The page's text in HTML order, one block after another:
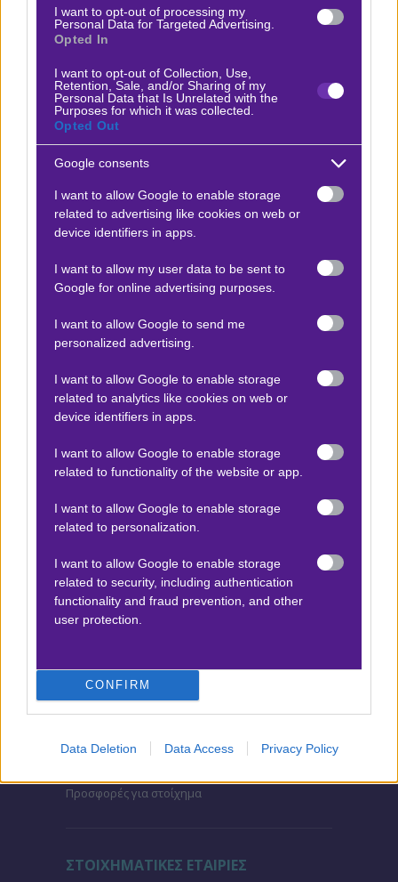
I want to opt-out of processing my
Personal Data for Targeted Advertising.
Opted In
I want to opt-out of Collection, Use,
Retention, Sale, and/or Sharing of my
Personal Data that Is Unrelated with the
Purposes for which it was collected.
Opted Out
Google consents
I want to allow Google to enable storage
related to advertising like cookies on web or
device identifiers in apps.
I want to allow my user data to be sent to
Google for online advertising purposes.
I want to allow Google to send me
personalized advertising.
I want to allow Google to enable storage
related to analytics like cookies on web or
device identifiers in apps.
I want to allow Google to enable storage
related to functionality of the website or app.
I want to allow Google to enable storage
related to personalization.
I want to allow Google to enable storage
related to security, including authentication
functionality and fraud prevention, and other
user protection.
CONFIRM
Data Deletion Data Access Privacy Policy
Αποτέλεσμα: 1-0
Προσφορές*
ΒΑΘΜΟΛΟΓΙΕΣ
Super league
Βαθμολογίες Γερμανίας – Bundesliga
Βαθμολογίες Ιταλίας- Serie A
Βαθμολογίες Γαλλίας-League 1
Κουπόνι στοιχήματος ΟΠΑΠ
To bet builder της ημέρας
Αναλύσεις αγώνων
Ενισχυμένες Αποδόσεις
Ψαγμένα ειδικά στοιχήματα
Μακροχρόνια Στοιχήματα – Ελλάδα
Προσφορές για στοίχημα
ΣΤΟΙΧΗΜΑΤΙΚΕΣ ΕΤΑΙΡΙΕΣ